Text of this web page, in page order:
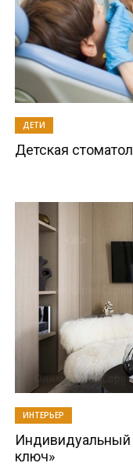
ДЕТИ
Детская
ИНТЕРЬЕР
Индивидуальный
ключ»